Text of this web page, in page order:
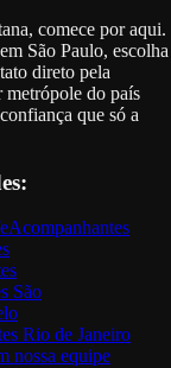
comece por aqui.
São Paulo, escolha
direto pela
metrópole do país
que só a
Acompanhantes
São
Rio de Janeiro
nossa equipe